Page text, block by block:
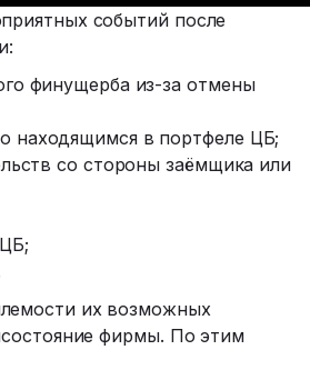
событий после
финущерба из-за отмены
находящимся в портфеле ЦБ;
со стороны заёмщика или
их возможных
фирмы. По этим